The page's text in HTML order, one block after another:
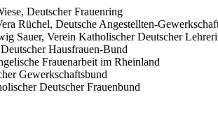
Deutscher Frauenring
Rüchel, Deutsche Angestellten-
Sauer, Verein Katholischer Deutscher
Hausfrauen-Bund
Frauenarbeit im Rheinland
Gewerkschaftsbund
Deutscher Frauenbund